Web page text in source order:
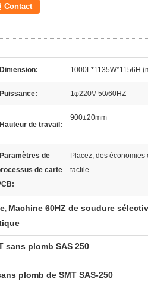
Contact
Dimension: 1000L*1135W*1156H
Puissance: 1φ220V 50/60HZ
Hauteur de travail:
900±20mm
Paramètres de
de carte
Placez, des
tactile
, Machine 60HZ de soudure
sans plomb SAS 250
plomb de SMT SAS-250